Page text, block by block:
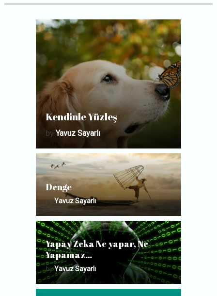
Kendinle Yüzleş
by Yavuz Sayarlı
Denge
byYavuz Sayarlı
Yapay Zeka Ne yapar, Ne
Yapamaz…
byYavuz Sayarlı